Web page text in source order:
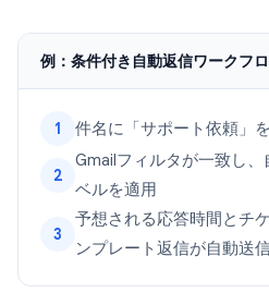
例：条件付き自動返信ワークフ
1 件名に「サポート依頼」
2
Gmailフィルタが一致し
ベルを適用
3
予想される応答時間とチ
ンプレート返信が自動送